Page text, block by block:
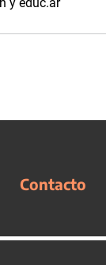
Contacto